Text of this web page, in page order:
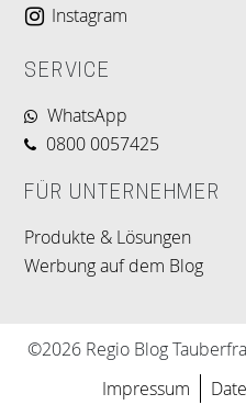
Instagram
SERVICE
WhatsApp
0800 0057425
FÜR UNTERNEHMER
Produkte & Lösungen
Werbung auf dem Blog
©2026 Regio Blog
Impressum